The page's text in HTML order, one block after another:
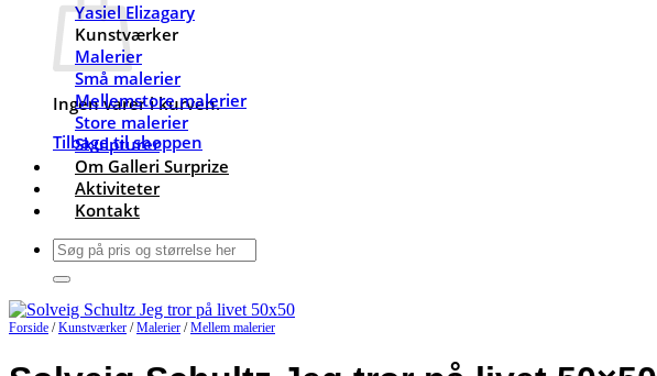
Ingen varer i kurven.
Tilbage til shoppen
Yasiel Elizagary
Kunstværker
Malerier
Små malerier
Mellemstore malerier
Store malerier
Skulpturer
Om Galleri Surprize
Aktiviteter
Kontakt
Søg
Forside / Kunstværker / Malerier / Mellem malerier